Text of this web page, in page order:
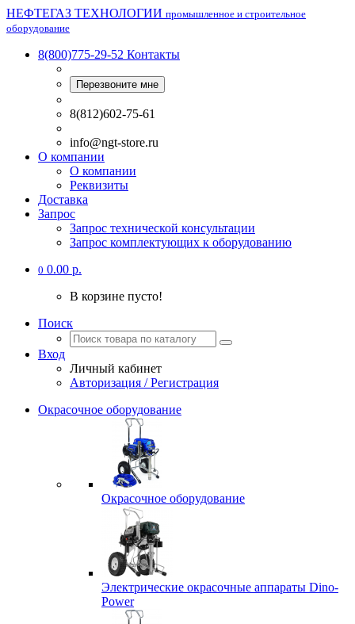
НЕФТЕГАЗ ТЕХНОЛОГИИ промышленное и строительное
оборудование
8(800)775-29-52 Контакты
Перезвоните мне
8(812)602-75-61
info@ngt-store.ru
О компании
О компании
Реквизиты
Доставка
Запрос
Запрос технической консультации
Запрос комплектующих к оборудованию
0 0.00 р.
В корзине пусто!
Поиск
Вход
Личный кабинет
Авторизация / Регистрация
Окрасочное оборудование
Окрасочное оборудование
Электрические окрасочные аппараты Dino-
Power